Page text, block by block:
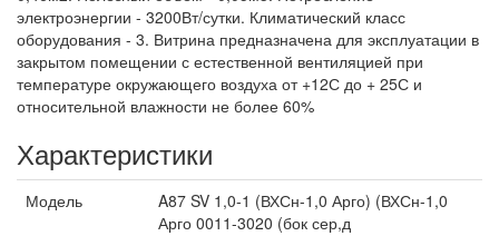
электроэнергии - 3200Вт/сутки. Климатический класс
оборудования - 3. Витрина предназначена для эксплуатации в
закрытом помещении с естественной вентиляцией при
температуре окружающего воздуха от +12С до + 25С и
относительной влажности не более 60%
Характеристики
Модель
A87 SV 1,0-1 (ВХСн-1,0 Арго) (ВХСн-1,0
Арго 0011-3020 (бок сер,д